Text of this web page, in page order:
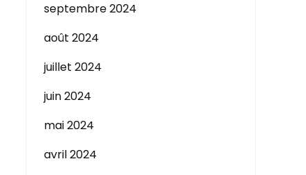
septembre 2024
août 2024
juillet 2024
juin 2024
mai 2024
avril 2024